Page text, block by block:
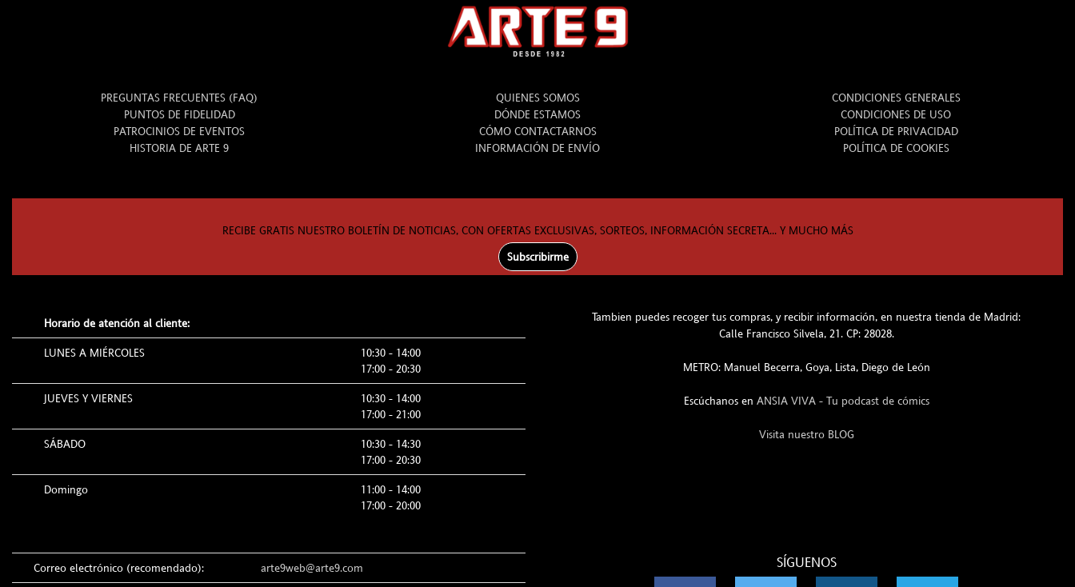
PREGUNTAS FRECUENTES (FAQ)
PUNTOS DE FIDELIDAD
PATROCINIOS DE EVENTOS
HISTORIA DE ARTE 9
QUIENES SOMOS
DÓNDE ESTAMOS
CÓMO CONTACTARNOS
INFORMACIÓN DE ENVÍO
CONDICIONES GENERALES
CONDICIONES DE USO
POLÍTICA DE PRIVACIDAD
POLÍTICA DE COOKIES
RECIBE GRATIS NUESTRO BOLETÍN DE NOTICIAS, CON OFERTAS EXCLUSIVAS, SORTEOS, INFORMACIÓN SECRETA... Y MUCHO MÁS
Subscribirme
Horario de atención al cliente:
LUNES A MIÉRCOLES
10:30 - 14:00
17:00 - 20:30
JUEVES Y VIERNES
10:30 - 14:00
17:00 - 21:00
SÁBADO
10:30 - 14:30
17:00 - 20:30
Domingo
11:00 - 14:00
17:00 - 20:00
Correo electrónico (recomendado): arte9web@arte9.com
Tambien puedes recoger tus compras, y recibir información, en nuestra tienda de Madrid:
Calle Francisco Silvela, 21. CP: 28028.
METRO: Manuel Becerra, Goya, Lista, Diego de León
Escúchanos en ANSIA VIVA - Tu podcast de cómics
Visita nuestro BLOG
SÍGUENOS